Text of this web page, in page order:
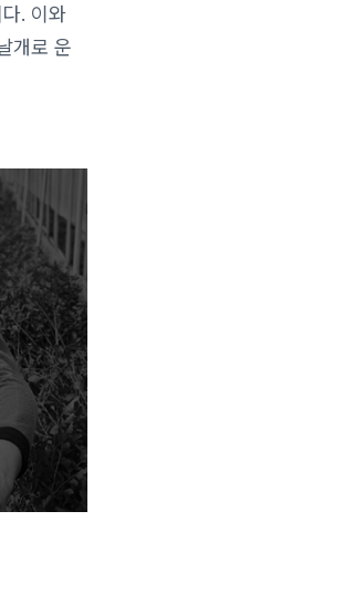
. 이와
개로 운